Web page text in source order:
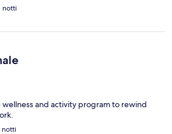
notti
wellness and activity program to rewind
notti